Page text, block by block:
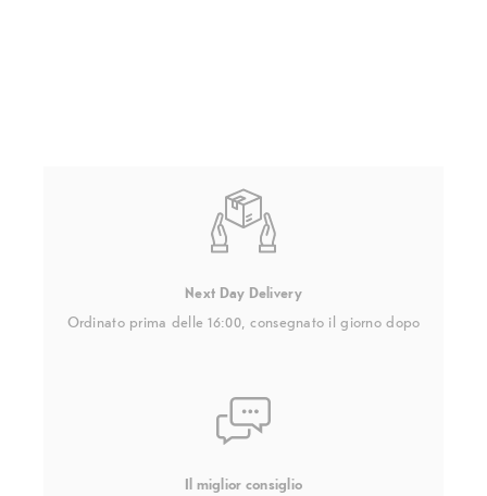
Next Day Delivery
Ordinato prima delle 16:00, consegnato il giorno dopo
Il miglior consiglio